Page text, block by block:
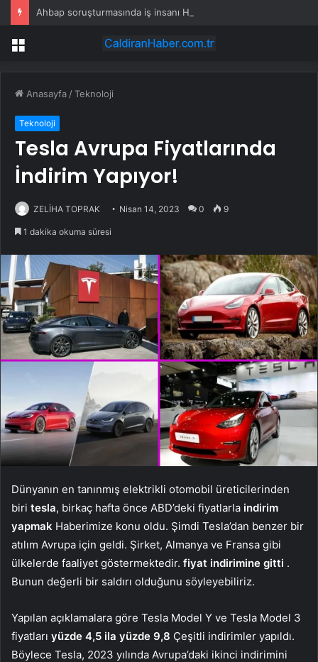
Menü
Anasayfa /Teknoloji
Teknoloji
Tesla Avrupa Fiyatlarında
İndirim Yapıyor!
ZELİHA TOPRAK Nisan 14, 2023 0 9
1 dakika okuma süresi
Dünyanın en tanınmış elektrikli otomobil üreticilerinden
biri tesla, birkaç hafta önce ABD’deki fiyatlarla indirim
yapmak Haberimize konu oldu. Şimdi Tesla’dan benzer bir
atılım Avrupa için geldi. Şirket, Almanya ve Fransa gibi
ülkelerde faaliyet göstermektedir. fiyat indirimine gitti .
Bunun değerli bir saldırı olduğunu söyleyebiliriz.
Yapılan açıklamalara göre Tesla Model Y ve Tesla Model 3
fiyatları yüzde 4,5 ila yüzde 9,8 Çeşitli indirimler yapıldı.
Böylece Tesla, 2023 yılında Avrupa’daki ikinci indirimini